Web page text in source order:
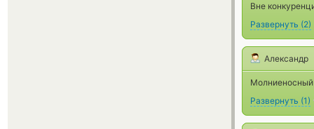
Вне
Развернуть (2)
Александр
Развернуть (1)